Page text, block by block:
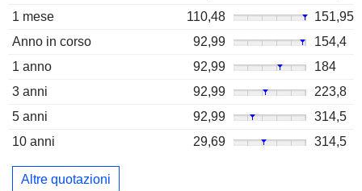
1 mese
110,48
151,95
Anno in corso
92,99
154,4
1 anno
92,99
184
3 anni
92,99
223,8
5 anni
92,99
314,5
10 anni
29,69 314,5
Altre quotazioni